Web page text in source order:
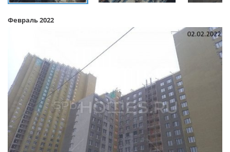
Февраль 2022